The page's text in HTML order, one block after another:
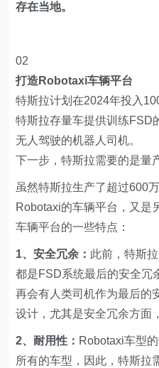
存在当地。
02
打造Robotaxi车辆平台
特斯拉计划在2024年投入
特斯拉存量车提供训练FSD
无人驾驶的机器人司机。
下一步，特斯拉需要的是量
虽然特斯拉生产了超过600
Robotaxi的车辆平台，又是
车辆平台的一些特点：
1、安全冗余： 此前，特斯
都是FSD系统最后的安全冗
再会有人类司机作为最后的
设计，尤其是安全冗余方面，
2、耐用性： Robotaxi车型
所有的车型，因此，特斯拉